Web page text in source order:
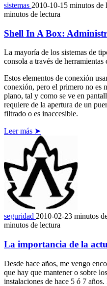
sistemas 2010-10-15 minutos de
minutos de lectura
Shell In A Box:
La mayoría de los sistemas de
consola a través de
Estos elementos de conexión
conexión, pero el primero no es
plano, tal y como se ve en
requiere de la apertura de un
filtrado o es inaccesible.
Leer más ➤
seguridad 2010-02-23 minutos
minutos de lectura
La importancia de la
Desde hace años, me vengo
que hay que mantener o sobre
instalaciones de hace 5 ó 7